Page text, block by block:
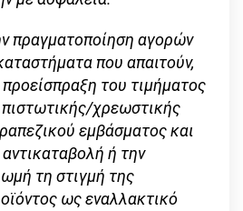
πραγματοποίηση αγορών
που απαιτούν,
του τιμήματος
χρεωστικής
εμβάσματος και
ή την
τη στιγμή της
ως εναλλακτικό